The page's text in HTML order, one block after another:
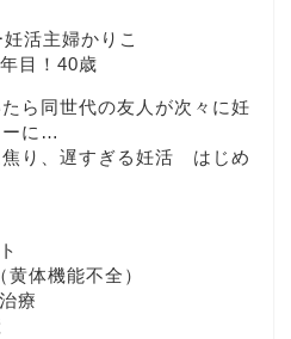
活主婦かりこ
目！40歳
ら同世代の友人が次々に妊
ーに…
り、遅すぎる妊活 はじめ
体機能不全）
療